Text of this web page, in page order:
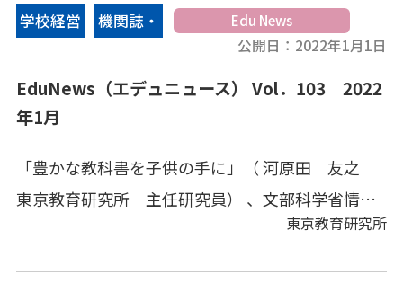
体的に他者と協働しながら課題を解決する実践、
子供の姿は教員の姿勢を移す、という考えを基に
より良い職場づくりを目指した取り組み、義務教
育学校の特徴を生かしながらコミュニティ・スク
営に挑戦する実践、「主体的」をキーワードに、
校内のみならず自治体全体を巻き込み意識づけを
行った実践など、さまざまな工夫と実践を紹介し
ます。
学校経営
機関誌・
Edu News
公開日： 2022年1月1日
EduNews（エデュニュース） Vol．103 2022
年1月
「豊かな教科書を子供の手に」（ 河原田 友之
東京教育研究所 主任研究員） 、文部科学省情
報、地方教育行政情報、その他の教育情報、教育
東京教育研究所